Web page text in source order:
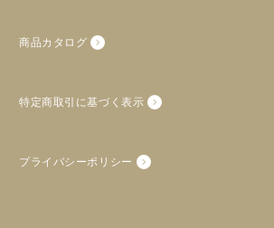
商品カタログ
特定商取引に基づく表示
プライバシーポリシー